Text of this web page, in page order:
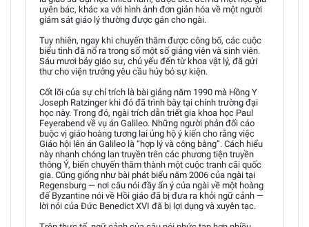
uyên bác, khác xa với hình ảnh đơn giản hóa về một người
giám sát giáo lý thường được gán cho ngài.
Tuy nhiên, ngay khi chuyến thăm được công bố, các cuộc
biểu tình đã nổ ra trong số một số giảng viên và sinh viên.
Sáu mươi bảy giáo sư, chủ yếu đến từ khoa vật lý, đã gửi
thư cho viện trưởng yêu cầu hủy bỏ sự kiện.
Cốt lõi của sự chỉ trích là bài giảng năm 1990 mà Hồng Y
Joseph Ratzinger khi đó đã trình bày tại chính trường đại
học này. Trong đó, ngài trích dẫn triết gia khoa học Paul
Feyerabend về vụ án Galileo. Những người phản đối cáo
buộc vị giáo hoàng tương lai ủng hộ ý kiến cho rằng việc
Giáo hội lên án Galileo là “hợp lý và công bằng”. Cách hiểu
này nhanh chóng lan truyền trên các phương tiện truyền
thông Ý, biến chuyến thăm thành một cuộc tranh cãi quốc
gia. Cũng giống như bài phát biểu năm 2006 của ngài tại
Regensburg — nơi câu nói đầy ẩn ý của ngài về một hoàng
đế Byzantine nói về Hồi giáo đã bị đưa ra khỏi ngữ cảnh —
lời nói của Đức Benedict XVI đã bị lợi dụng và xuyên tạc.